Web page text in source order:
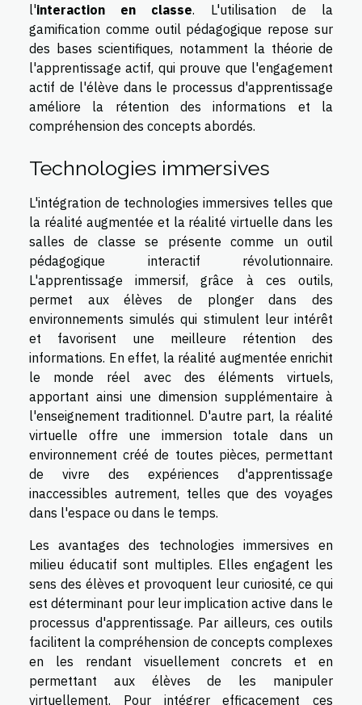
l'interaction en classe. L'utilisation de la
gamification comme outil pédagogique repose sur
des bases scientifiques, notamment la théorie de
l'apprentissage actif, qui prouve que l'engagement
actif de l'élève dans le processus d'apprentissage
améliore la rétention des informations et la
compréhension des concepts abordés.
Technologies immersives
L'intégration de technologies immersives telles que
la réalité augmentée et la réalité virtuelle dans les
salles de classe se présente comme un outil
pédagogique interactif révolutionnaire.
L'apprentissage immersif, grâce à ces outils,
permet aux élèves de plonger dans des
environnements simulés qui stimulent leur intérêt
et favorisent une meilleure rétention des
informations. En effet, la réalité augmentée enrichit
le monde réel avec des éléments virtuels,
apportant ainsi une dimension supplémentaire à
l'enseignement traditionnel. D'autre part, la réalité
virtuelle offre une immersion totale dans un
environnement créé de toutes pièces, permettant
de vivre des expériences d'apprentissage
inaccessibles autrement, telles que des voyages
dans l'espace ou dans le temps.
Les avantages des technologies immersives en
milieu éducatif sont multiples. Elles engagent les
sens des élèves et provoquent leur curiosité, ce qui
est déterminant pour leur implication active dans le
processus d'apprentissage. Par ailleurs, ces outils
facilitent la compréhension de concepts complexes
en les rendant visuellement concrets et en
permettant aux élèves de les manipuler
virtuellement. Pour intégrer efficacement ces